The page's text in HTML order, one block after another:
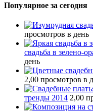
Популярное за сегодня
просмотров в день
свадьба в зелено-
день
2,00 просмотров в
тренды 2014 2,00